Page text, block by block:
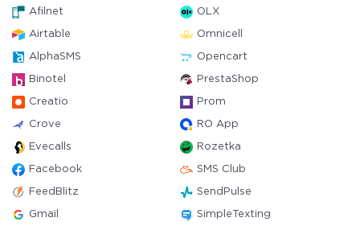
Afilnet OLX
Airtable Omnicell
AlphaSMS Opencart
Binotel PrestaShop
Creatio Prom
Crove RO App
Evecalls Rozetka
Facebook SMS Club
FeedBlitz SendPulse
Gmail SimpleTexting